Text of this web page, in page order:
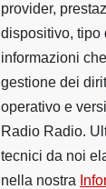
provider,
dispositivo, tipo
informazioni
gestione dei
operativo e
Radio Radio.
tecnici da noi
nella nostra